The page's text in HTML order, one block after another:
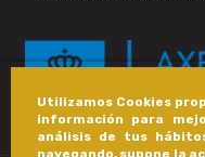
Utilizamos Cookies
información para
análisis de tus
navegando, supone la